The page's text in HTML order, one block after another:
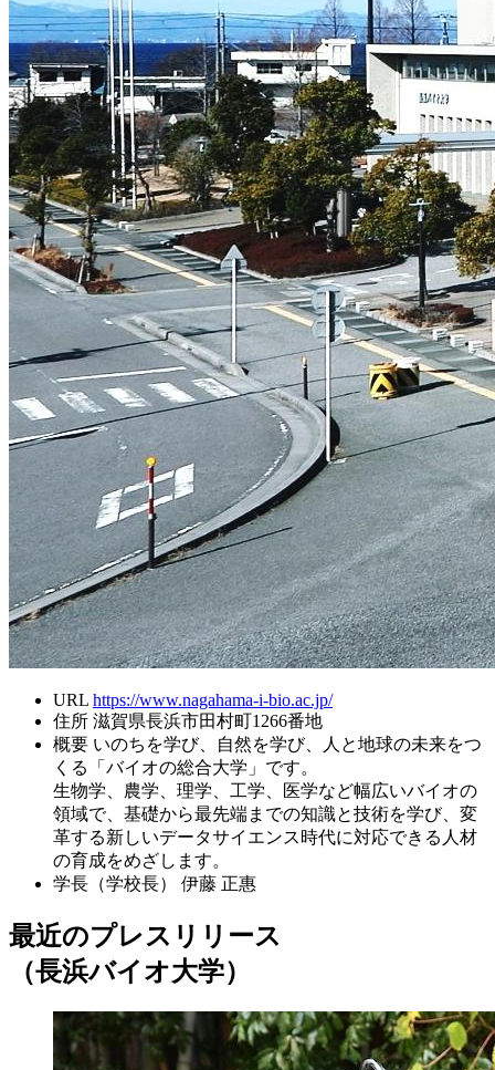
URL https://www.nagahama-i-bio.ac.jp/
住所 滋賀県長浜市田村町1266番地
概要 いのちを学び、自然を学び、人と地球の未来をつ
くる「バイオの総合大学」です。
生物学、農学、理学、工学、医学など幅広いバイオの
領域で、基礎から最先端までの知識と技術を学び、変
革する新しいデータサイエンス時代に対応できる人材
の育成をめざします。
学長（学校長）
伊藤 正惠
最近のプレスリリース
（長浜バイオ大学）